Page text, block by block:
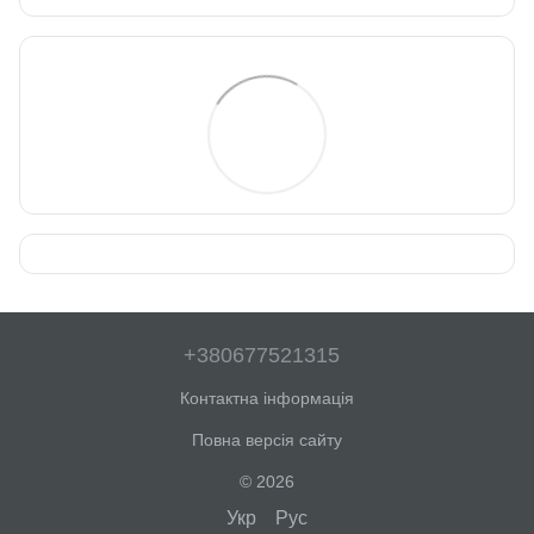
+380677521315
Контактна інформація
Повна версія сайту
© 2026
Укр Рус